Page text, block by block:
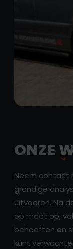
ONZE
Neem contact
grondige
uitvoeren. Na
op maat op,
behoeften en
kunt